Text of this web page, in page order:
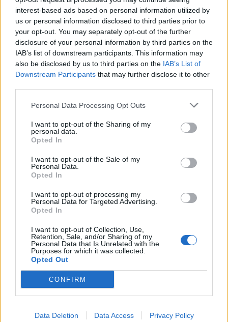
interest-based ads based on personal information utilized by
us or personal information disclosed to third parties prior to
your opt-out. You may separately opt-out of the further
disclosure of your personal information by third parties on the
IAB’s list of downstream participants. This information may
also be disclosed by us to third parties on the IAB’s List of
Downstream Participants that may further disclose it to other
Personal Data Processing Opt Outs
I want to opt-out of the Sharing of my
personal data.
Opted In
I want to opt-out of the Sale of my
Personal Data.
Opted In
I want to opt-out of processing my
Personal Data for Targeted Advertising.
Opted In
I want to opt-out of Collection, Use,
Retention, Sale, and/or Sharing of my
Personal Data that Is Unrelated with the
Purposes for which it was collected.
Opted Out
CONFIRM
Data Deletion Data Access Privacy Policy
ALTRE NOTIZIE DI LEGNANO
ECONOMIA
Carburanti, prorogato fino al 25
agosto lo sconto di 17 centesimi sul